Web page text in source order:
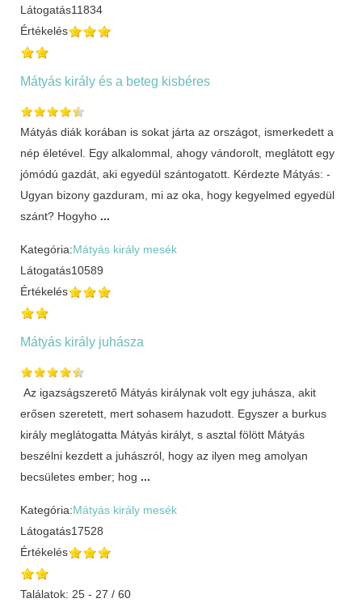
Látogatás11834
Értékelés
Mátyás király és a beteg kisbéres
Mátyás diák korában is sokat járta az országot, ismerkedett a
nép életével. Egy alkalommal, ahogy vándorolt, meglátott egy
jómódú gazdát, aki egyedül szántogatott. Kérdezte Mátyás: -
Ugyan bizony gazduram, mi az oka, hogy kegyelmed egyedül
szánt? Hogyho ...
Kategória:Mátyás király mesék
Látogatás10589
Értékelés
Mátyás király juhásza
Az igazságszerető Mátyás királynak volt egy juhásza, akit
erősen szeretett, mert sohasem hazudott. Egyszer a burkus
király meglátogatta Mátyás királyt, s asztal fölött Mátyás
beszélni kezdett a juhászról, hogy az ilyen meg amolyan
becsületes ember; hog ...
Kategória:Mátyás király mesék
Látogatás17528
Értékelés
Találatok: 25 - 27 / 60